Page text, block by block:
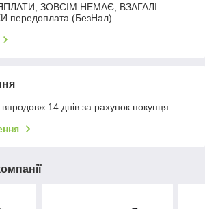
ЗОВСІМ НЕМАЄ, ВЗАГАЛІ
передоплата (БезНал)
14 днів за рахунок покупця